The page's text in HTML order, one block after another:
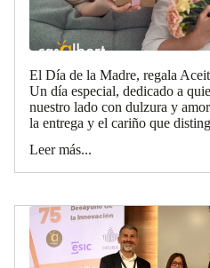
El Día de la Madre, regala
Un día especial, dedicado a
nuestro lado con dulzura y
la entrega y el cariño que
Leer más...